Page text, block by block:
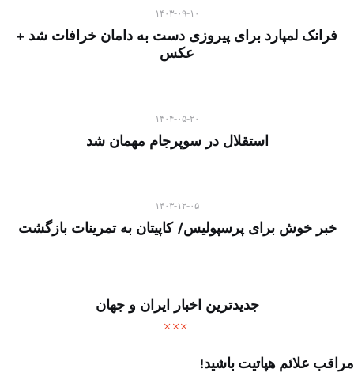
۱۴۰۳-۰۹-۱۰
فرانک لمپارد برای پیروزی دست به دامان خرافات شد +
عکس
۱۴۰۴-۰۵-۲۰
استقلال در سوپرجام مهمان شد
۱۴۰۳-۱۲-۰۵
خبر خوش برای پرسپولیس/ کاپیتان به تمرینات بازگشت
جدیدترین اخبار ایران و جهان
مراقب علائم هپاتیت باشید!